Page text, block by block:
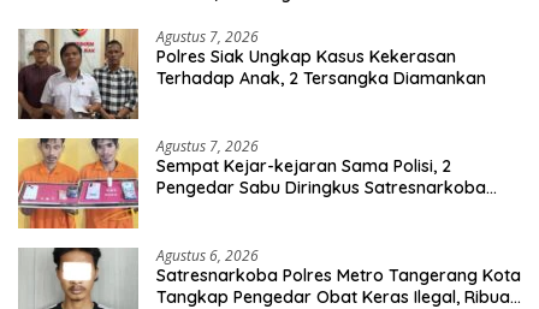
Agustus 7, 2026
Polres Siak Ungkap Kasus Kekerasan
Terhadap Anak, 2 Tersangka Diamankan
Agustus 7, 2026
Sempat Kejar-kejaran Sama Polisi, 2
Pengedar Sabu Diringkus Satresnarkoba
Agustus 6, 2026
Satresnarkoba Polres Metro Tangerang Kota
Tangkap Pengedar Obat Keras Ilegal, Ribuan